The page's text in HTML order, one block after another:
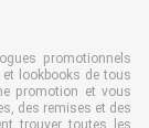
promotionnels
lookbooks de tous
promotion et vous
des remises et des
trouver toutes les